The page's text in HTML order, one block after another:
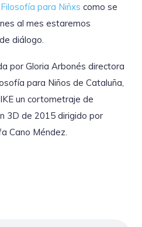
para Niñxs como se
al mes estaremos
diálogo.
por Gloria Arbonés directora
para Niños de Cataluña,
un cortometraje de
3D de 2015 dirigido por
Cano Méndez.